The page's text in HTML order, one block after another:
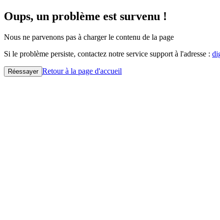
Oups, un problème est survenu !
Nous ne parvenons pas à charger le contenu de la page
Si le problème persiste, contactez notre service support à l'adresse :
Réessayer Retour à la page d'accueil